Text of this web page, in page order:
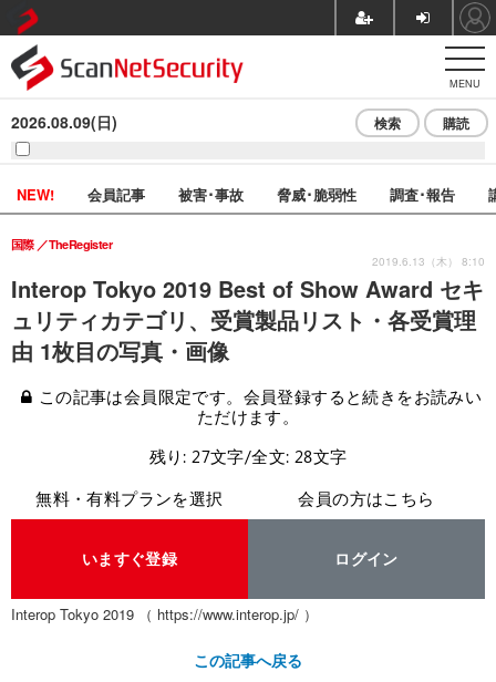
MENU
2026.08.09(日) 検索 購読
NEW! 会員記事 被害･事故 脅威･脆弱性 調査･報告
Interop Tokyo 2019 Best of Show Award セキ
ュリティカテゴリ、受賞製品リスト・各受賞理
由 1枚目の写真・画像
国際 TheRegister
2019.6.13（木） 8:10
この記事は会員限定です。会員登録すると続きをお読みい
ただけます。
残り: 27文字/全文: 28文字
無料・有料プランを選択
いますぐ登録
会員の方はこちら
ログイン
Interop Tokyo 2019 （ https://www.interop.jp/ ）
この記事へ戻る